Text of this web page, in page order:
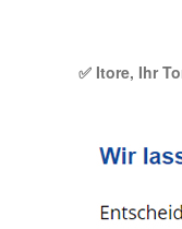
✅ Itore, Ihr